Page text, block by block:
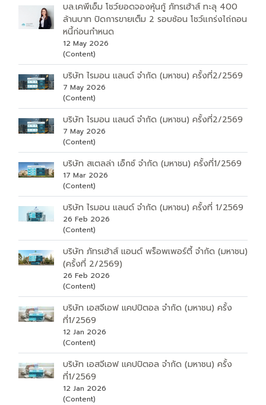
บล.เคพีเอ็ม โชว์ยอดจองหุ้นกู้ ภัทรเฮ้าส์ ทะลุ 400
ล้านบาท ปิดการขายเต็ม 2 รอบซ้อน โชว์แกร่งไถ่ถอน
หนี้ก่อนกำหนด
12 May 2026
(Content)
บริษัท ไรมอน แลนด์ จำกัด (มหาชน) ครั้งที่2/2569
7 May 2026
(Content)
บริษัท ไรมอน แลนด์ จำกัด (มหาชน) ครั้งที่2/2569
7 May 2026
(Content)
บริษัท สเตลล่า เอ็กซ์ จำกัด (มหาชน) ครั้งที่1/2569
17 Mar 2026
(Content)
บริษัท ไรมอน แลนด์ จำกัด (มหาชน) ครั้งที่ 1/2569
26 Feb 2026
(Content)
บริษัท ภัทรเฮ้าส์ แอนด์ พร็อพเพอร์ตี้ จำกัด (มหาชน)
(ครั้งที่ 2/2569)
26 Feb 2026
(Content)
บริษัท เอสจีเอฟ แคปปิตอล จำกัด (มหาชน) ครั้ง
ที่1/2569
12 Jan 2026
(Content)
บริษัท เอสจีเอฟ แคปปิตอล จำกัด (มหาชน) ครั้ง
ที่1/2569
12 Jan 2026
(Content)